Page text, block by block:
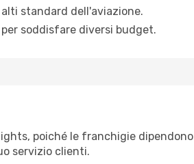
standard dell'aviazione.
soddisfare diversi budget.
poiché le franchigie dipendono
servizio clienti.